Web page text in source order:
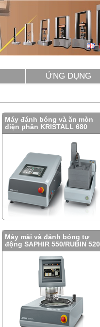
ỨNG DỤNG
Máy đánh bóng và ăn mòn
điện phân KRISTALL 680
Máy mài và đánh bóng tự
động SAPHIR 550/RUBIN 520